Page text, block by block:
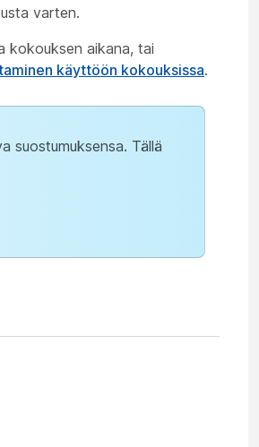
varten.
kokouksen aikana, tai
käyttöön kokouksissa.
suostumuksensa. Tällä